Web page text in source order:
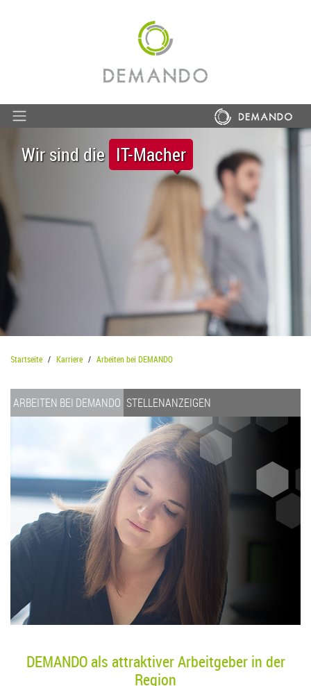
Wir sind die IT-Macher
Startseite Karriere Arbeiten bei DEMANDO
ARBEITEN BEI DEMANDO STELLENANZEIGEN
DEMANDO als attraktiver Arbeitgeber in der
Region